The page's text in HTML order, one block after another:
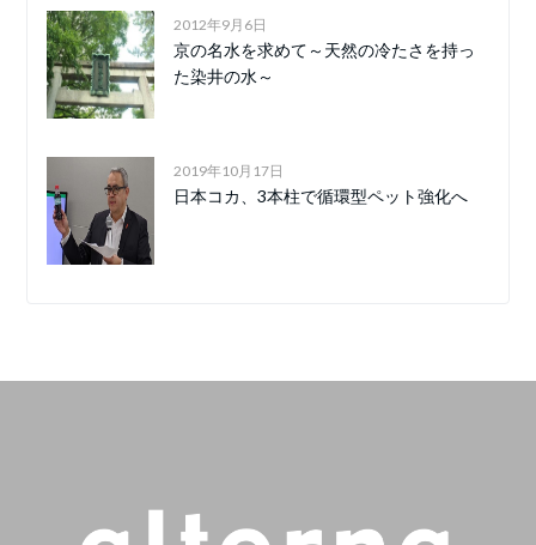
2012年9月6日
京の名水を求めて～天然の冷たさを持っ
た染井の水～
2019年10月17日
日本コカ、3本柱で循環型ペット強化へ